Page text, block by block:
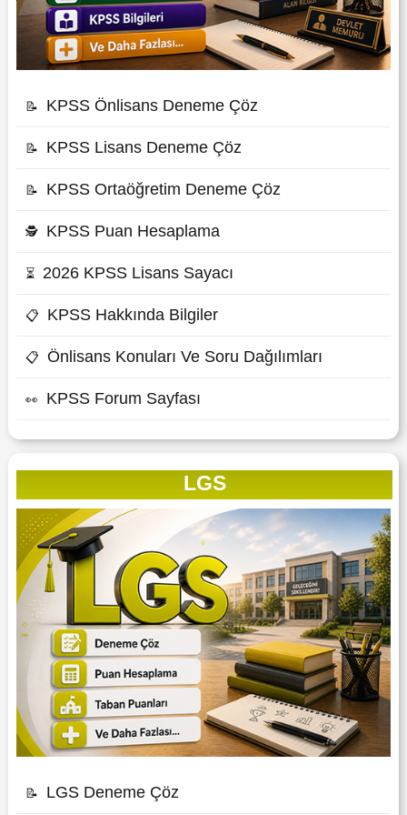
📝 KPSS Önlisans Deneme Çöz
📝 KPSS Lisans Deneme Çöz
📝 KPSS Ortaöğretim Deneme Çöz
🕵 KPSS Puan Hesaplama
⏳ 2026 KPSS Lisans Sayacı
📋 KPSS Hakkında Bilgiler
📋 Önlisans Konuları Ve Soru Dağılımları
👀 KPSS Forum Sayfası
LGS
📝 LGS Deneme Çöz